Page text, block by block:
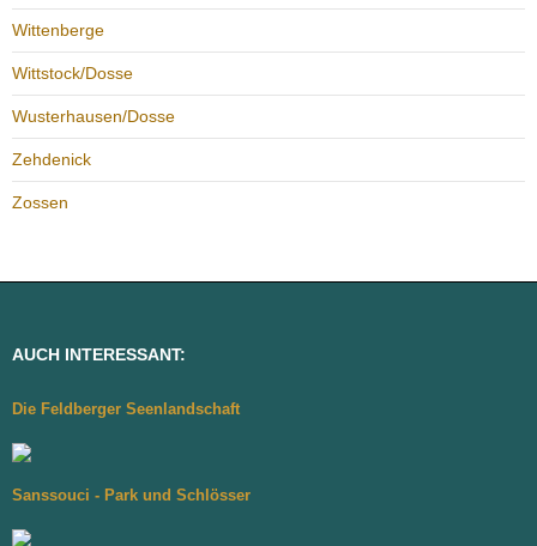
Wittenberge
Wittstock/Dosse
Wusterhausen/Dosse
Zehdenick
Zossen
AUCH INTERESSANT:
Die Feldberger Seenlandschaft
Sanssouci - Park und Schlösser